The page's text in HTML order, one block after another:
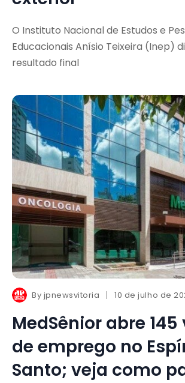
O Instituto Nacional de Estudos e
Educacionais Anísio Teixeira (Inep)
resultado final
By jpnewsvitoria 10 de julho de
MedSênior abre
de emprego no
Santo; veja como